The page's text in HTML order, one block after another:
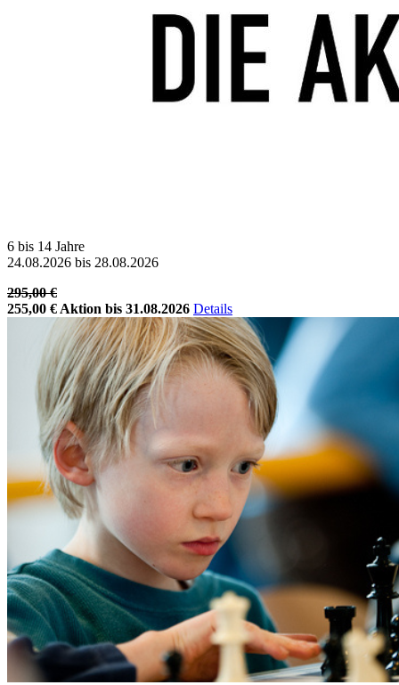
6 bis 14 Jahre
24.08.2026 bis 28.08.2026
295,00 €
255,00 € Aktion bis 31.08.2026 Details